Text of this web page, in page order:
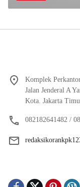
Komplek
Jalan Jenderal A
Kota. Jakarta
082182641482 /